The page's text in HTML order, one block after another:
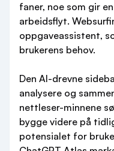
faner, noe som gir
arbeidsflyt.
oppgaveassistent,
brukerens behov.
Den AI-drevne
analysere og
nettleser-minnene
bygge videre på
potensialet for